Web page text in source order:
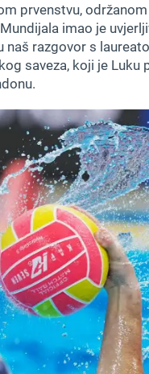
prvenstvu,
imao je
naš razgovor s
saveza, koji je Luku